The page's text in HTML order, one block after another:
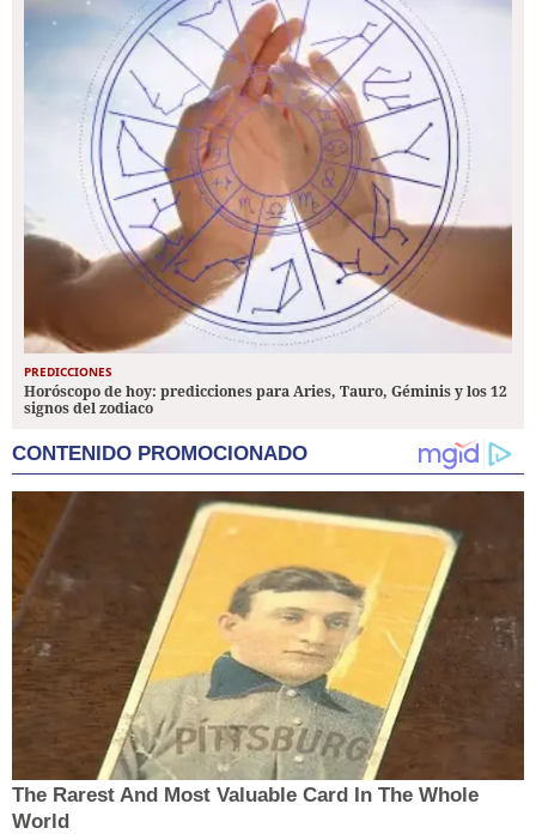
PREDICCIONES
Horóscopo de hoy: predicciones para Aries, Tauro, Géminis y los 12
signos del zodiaco
CONTENIDO PROMOCIONADO
The Rarest And Most Valuable Card In The Whole
World